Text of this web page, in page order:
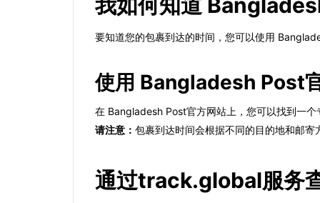
要知道您的包裹到达的时间，您可以使用
使用 Bangladesh Post
在 Bangladesh Post官方网站上，您可以找到一
请注意： 包裹到达时间会根据不同的目的地和邮
通过track.global服务